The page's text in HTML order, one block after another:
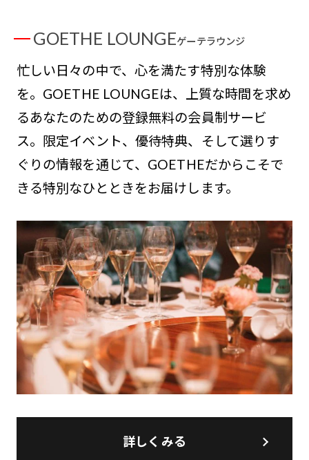
GOETHE LOUNGEゲーテラウンジ
忙しい日々の中で、心を満たす特別な体験
を。GOETHE LOUNGEは、上質な時間を求め
るあなたのための登録無料の会員制サービ
ス。限定イベント、優待特典、そして選りす
ぐりの情報を通じて、GOETHEだからこそで
きる特別なひとときをお届けします。
詳しくみる